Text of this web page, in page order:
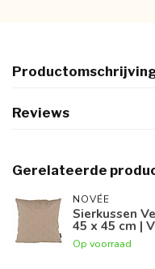
Reviews
Gerelateerde
NOVÉE
Sierkussen
45 x 45 cm |
Op voorraad